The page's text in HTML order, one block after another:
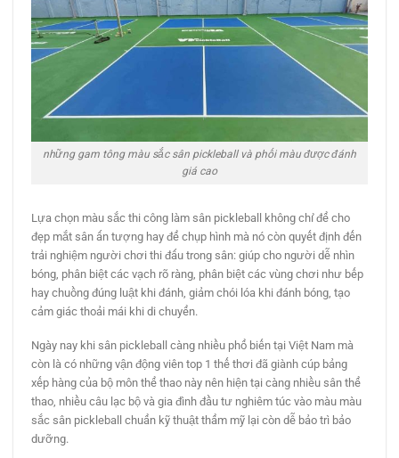
những gam tông màu sắc sân pickleball và phối màu được đánh
giá cao
Lựa chọn màu sắc thi công làm sân pickleball không chỉ để cho
đẹp mắt sân ấn tượng hay để chụp hình mà nó còn quyết định đến
trải nghiệm người chơi thi đấu trong sân: giúp cho người dễ nhìn
bóng, phân biệt các vạch rõ ràng, phân biệt các vùng chơi như bếp
hay chuồng đúng luật khi đánh, giảm chói lóa khi đánh bóng, tạo
cảm giác thoải mái khi di chuyển.
Ngày nay khi sân pickleball càng nhiều phổ biến tại Việt Nam mà
còn là có những vận động viên top 1 thế thơi đã giành cúp bảng
xếp hàng của bộ môn thể thao này nên hiện tại càng nhiều sân thể
thao, nhiều câu lạc bộ và gia đình đầu tư nghiêm túc vào màu màu
sắc sân pickleball chuẩn kỹ thuật thẩm mỹ lại còn dễ bảo trì bảo
dưỡng.